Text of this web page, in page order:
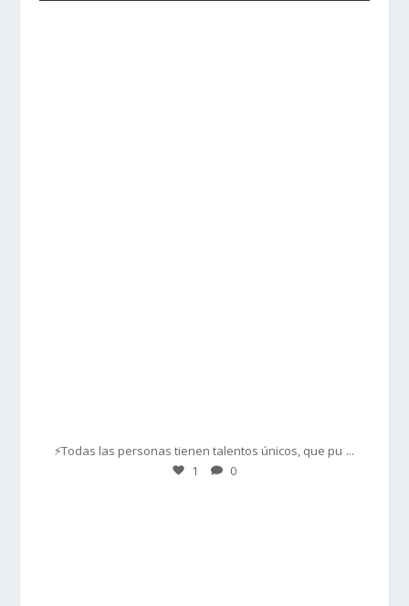
⚡Todas las personas tienen talentos únicos, que pu ...
1 0